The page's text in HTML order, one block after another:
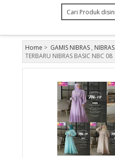
Home > GAMIS NIBRAS, NIBRAS
TERBARU NIBRAS BASIC NBC 08